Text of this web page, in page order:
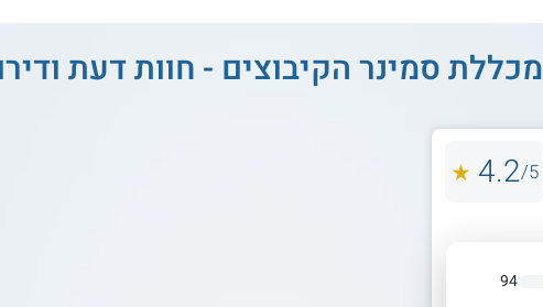
מכללת סמינר הקיבוצים - חוות דעת
5/
4.2
94